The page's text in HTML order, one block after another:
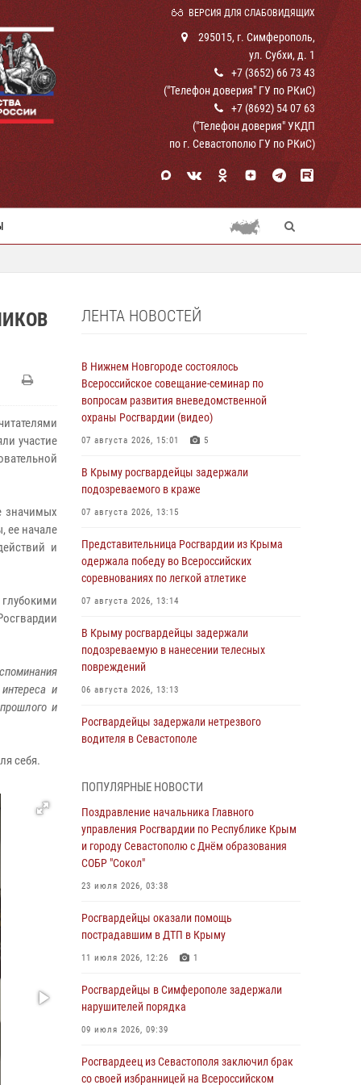
ВЕРСИЯ ДЛЯ СЛАБОВИДЯЩИХ
295015, г. Симферополь,
ул. Субхи, д. 1
+7 (3652) 66 73 43
("Телефон доверия" ГУ по РКиС)
+7 (8692) 54 07 63
("Телефон доверия" УКДП
по г. Севастополю ГУ по РКиС)
участие
значимых
ее начале
и
и
и
себя.
ЛЕНТА НОВОСТЕЙ
В Нижнем Новгороде состоялось
Всероссийское совещание-семинар по
вопросам развития вневедомственной
охраны Росгвардии (видео)
07 августа 2026, 15:01 5
В Крыму росгвардейцы задержали
подозреваемого в краже
07 августа 2026, 13:15
Представительница Росгвардии из Крыма
одержала победу во Всероссийских
соревнованиях по легкой атлетике
07 августа 2026, 13:14
В Крыму росгвардейцы задержали
подозреваемую в нанесении телесных
повреждений
06 августа 2026, 13:13
Росгвардейцы задержали нетрезвого
водителя в Севастополе
Росгвардейцы в Севастополе дважды
задержали крымчанина при попытке кражи
04 августа 2026, 12:52
В Симферополе сотрудники Росгвардии
задержали нетрезвого мужчину
Росгвардия в Крыму и Севастополе
задержала ряд правонарушителей
В Симферополе росгвардейцы задержали
гражданина, подозреваемого в совершении
31 июля 2026, 10:23
ПОПУЛЯРНЫЕ НОВОСТИ
Поздравление начальника Главного
управления Росгвардии по Республике Крым
и городу Севастополю с Днём образования
СОБР "Сокол"
23 июля 2026, 03:38
Росгвардейцы оказали помощь
пострадавшим в ДТП в Крыму
11 июля 2026, 12:26 1
Росгвардейцы в Симферополе задержали
нарушителей порядка
09 июля 2026, 09:39
Росгвардеец из Севастополя заключил брак
со своей избранницей на Всероссийском